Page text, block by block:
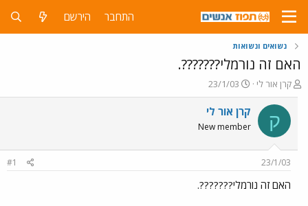
התחבר הירשם
נשואים ונשואות
האם זה נורמלי???????.
פ
ו
ת
ח
ה
ש
א
קרן אור לי
פ
ו
ר
ס
ם
ר
23/1/03
ק קרן אור לי
New member
23/1/03
#1
האם זה נורמלי???????.